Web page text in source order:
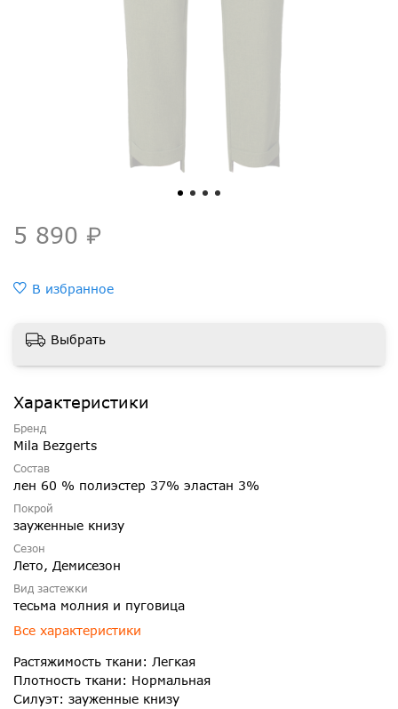
5 890 ₽
В избранное
Выбрать
Характеристики
Бренд
Mila Bezgerts
Состав
лен 60 % полиэстер 37% эластан 3%
Покрой
зауженные книзу
Сезон
Лето, Демисезон
Вид застежки
тесьма молния и пуговица
Все характеристики
Растяжимость ткани: Легкая
Плотность ткани: Нормальная
Силуэт: зауженные книзу